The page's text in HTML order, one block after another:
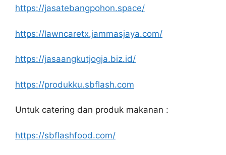
https://jasatebangpohon.space/
https://lawncaretx.jammasjaya.com/
https://jasaangkutjogja.biz.id/
https://produkku.sbflash.com
Untuk catering dan produk makanan :
https://sbflashfood.com/